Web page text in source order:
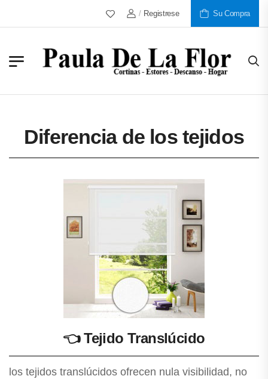
Más De 30 Años Al Servicio De
/ Registrese Su Compra
Diferencia de los tejidos
👈Tejido Translúcido
los tejidos translúcidos ofrecen nula visibilidad, no